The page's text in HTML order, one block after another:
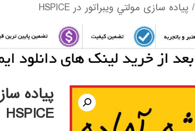
/ پیاده سازی مولتي ويبراتور در HSPICE
پیاده
HSPICE